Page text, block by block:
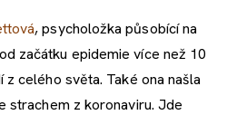
, psycholožka působící na
začátku epidemie více než 10
celého světa. Také ona našla
strachem z koronaviru. Jde